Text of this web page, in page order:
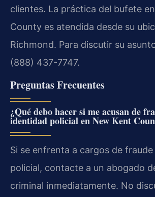
clientes. La práctica del bufete
County es atendida desde su
Richmond. Para discutir su
(888) 437-7747.
Preguntas Frecuentes
¿Qué debo hacer si me acusan de
identidad policial en New Kent
Si se enfrenta a cargos de
policial, contacte a un abogado
criminal inmediatamente. No